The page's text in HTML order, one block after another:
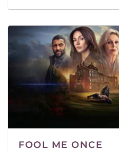
FOOL ME ONCE